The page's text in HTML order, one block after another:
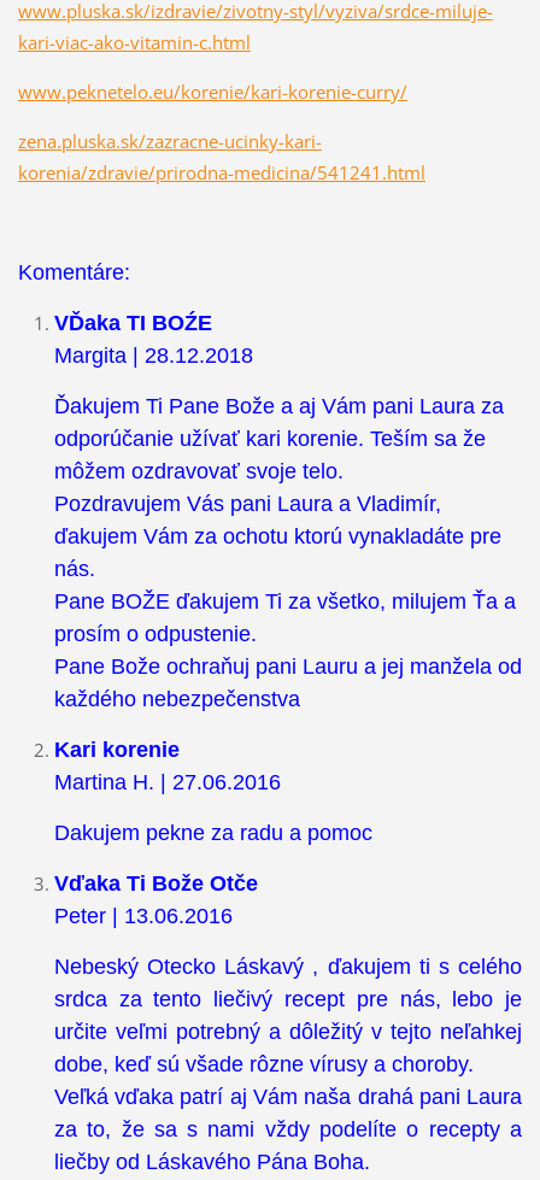
www.pluska.sk/izdravie/zivotny-styl/vyziva/srdce-miluje-
kari-viac-ako-vitamin-c.html
www.peknetelo.eu/korenie/kari-korenie-curry/
zena.pluska.sk/zazracne-ucinky-kari-
korenia/zdravie/prirodna-medicina/541241.html
Komentáre:
VĎaka TI BOŹE
Margita | 28.12.2018
Ďakujem Ti Pane Bože a aj Vám pani Laura za
odporúčanie užívať kari korenie. Teším sa že
môžem ozdravovať svoje telo.
Pozdravujem Vás pani Laura a Vladimír,
ďakujem Vám za ochotu ktorú vynakladáte pre
nás.
Pane BOŽE ďakujem Ti za všetko, milujem Ťa a
prosím o odpustenie.
Pane Bože ochraňuj pani Lauru a jej manžela od
každého nebezpečenstva
Kari korenie
Martina H. | 27.06.2016
Dakujem pekne za radu a pomoc
Vďaka Ti Bože Otče
Peter | 13.06.2016
Nebeský Otecko Láskavý , ďakujem ti s celého
srdca za tento liečivý recept pre nás, lebo je
určite veľmi potrebný a dôležitý v tejto neľahkej
dobe, keď sú všade rôzne vírusy a choroby.
Veľká vďaka patrí aj Vám naša drahá pani Laura
za to, že sa s nami vždy podelíte o recepty a
liečby od Láskavého Pána Boha.